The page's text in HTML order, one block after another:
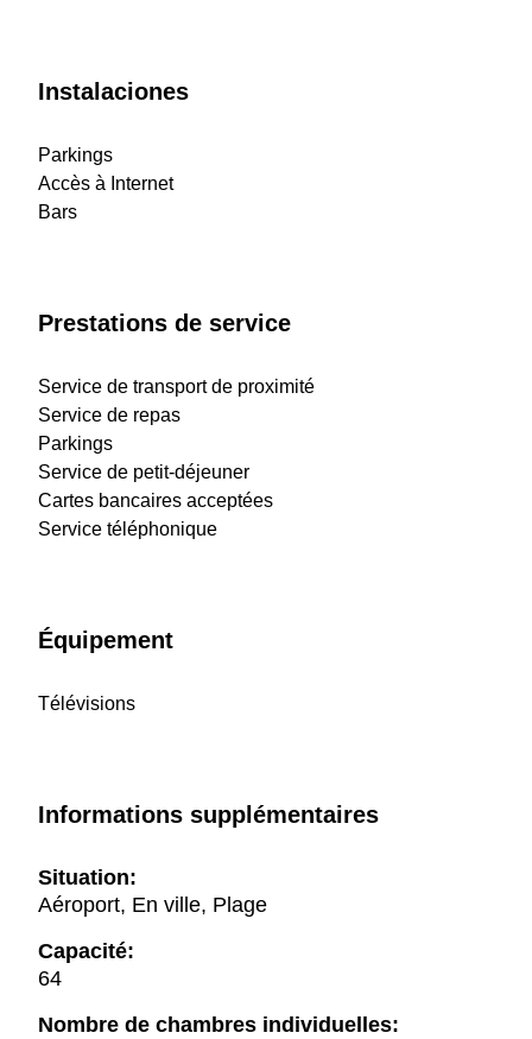
Instalaciones
Parkings
Accès à Internet
Bars
Prestations de service
Service de transport de proximité
Service de repas
Parkings
Service de petit-déjeuner
Cartes bancaires acceptées
Service téléphonique
Équipement
Télévisions
Informations supplémentaires
Situation:
Aéroport, En ville, Plage
Capacité:
64
Nombre de chambres individuelles: